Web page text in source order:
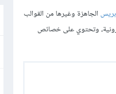
الجاهزة وغيرها من القوالب
وتحتوي على خصائص